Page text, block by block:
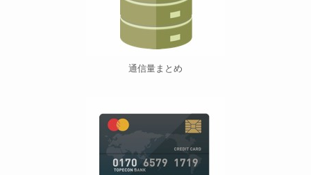
通信量まとめ